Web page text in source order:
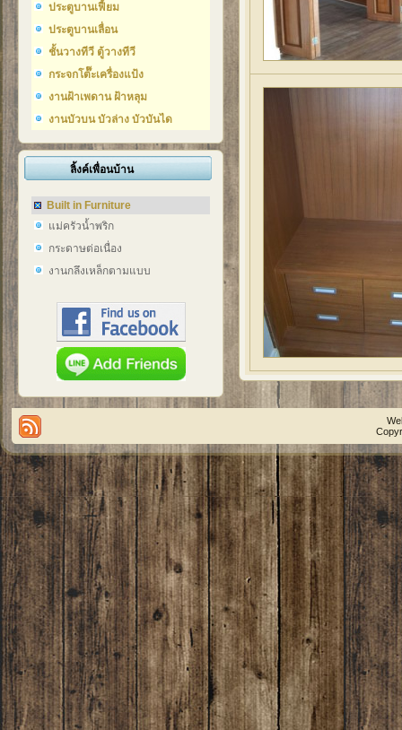
ประตูบานเฟี้ยม
ประตูบานเลื่อน
ชั้นวางทีวี ตู้วางทีวี
กระจกโต๊๊ะเครื่องแป้ง
งานฝ้าเพดาน ฝ้าหลุม
งานบัวบน บัวล่าง บัวบันได
ลิ้งค์เพื่อนบ้าน
Built in Furniture
แม่ครัวน้ำพริก
กระดาษต่อเนื่อง
งานกลึงเหล็กตามแบบ